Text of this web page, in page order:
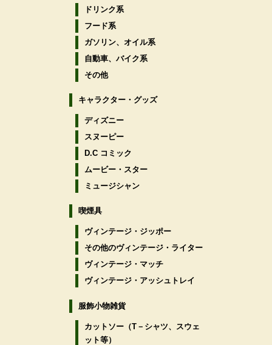
ドリンク系
フード系
ガソリン、オイル系
自動車、バイク系
その他
キャラクター・グッズ
ディズニー
スヌーピー
D.C コミック
ムービー・スター
ミュージシャン
喫煙具
ヴィンテージ・ジッポー
その他のヴィンテージ・ライター
ヴィンテージ・マッチ
ヴィンテージ・アッシュトレイ
服飾小物雑貨
カットソー（T－シャツ、スウェ
ット等）